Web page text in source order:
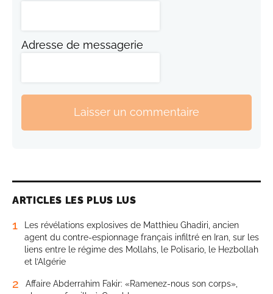
Adresse de messagerie
Laisser un commentaire
ARTICLES LES PLUS LUS
1
Les révélations explosives de Matthieu Ghadiri, ancien
agent du contre-espionnage français infiltré en Iran, sur les
liens entre le régime des Mollahs, le Polisario, le Hezbollah
et l’Algérie
2
Affaire Abderrahim Fakir: «Ramenez-nous son corps»,